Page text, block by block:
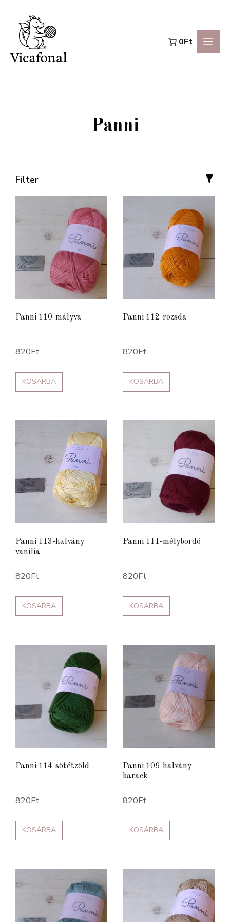
Kilépés
tartalomba
0Ft
Panni
Filter
Panni 110-mályva
820Ft
KOSÁRBA
Panni 112-rozsda
820Ft
KOSÁRBA
Panni 113-halvány
vanília
820Ft
KOSÁRBA
Panni 111-mélybordó
820Ft
KOSÁRBA
Panni 114-sötétzöld
820Ft
KOSÁRBA
Panni 109-halvány
barack
820Ft
KOSÁRBA